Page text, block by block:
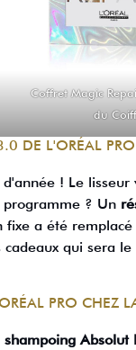
Coffret Magic
du
DE L'ORÉAL
! Le
? Un
fixe a été
cadeaux qui sera
PRO CHEZ
shampoing Absolut